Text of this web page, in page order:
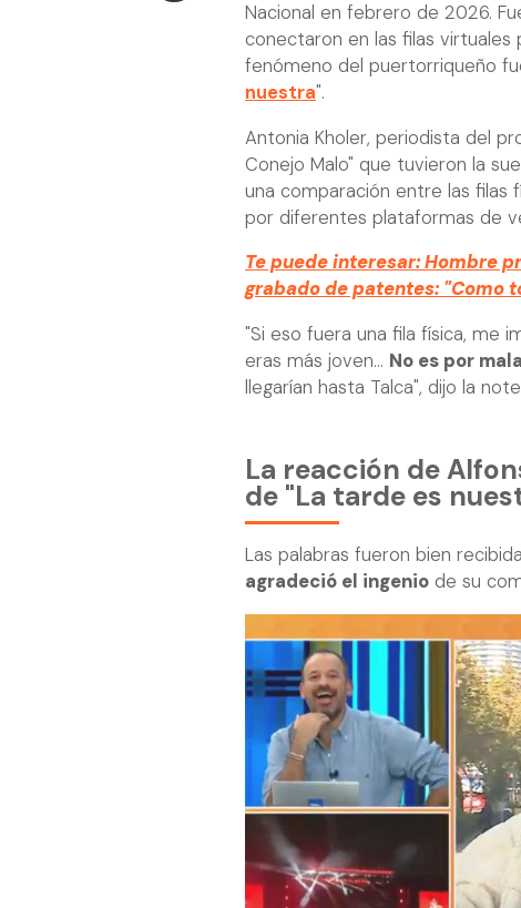
Nacional en febrero de 2026.
conectaron en las filas virtuales
fenómeno del puertorriqueño
nuestra".
Antonia Kholer, periodista del
Conejo Malo" que tuvieron la
una comparación entre las filas
por diferentes plataformas de
Te puede interesar: Hombre
grabado de patentes: "Como
"Si eso fuera una fila física, me
eras más joven... No es por
llegarían hasta Talca", dijo la
La reacción de
de "La tarde es
Las palabras fueron bien
agradeció el ingenio de su